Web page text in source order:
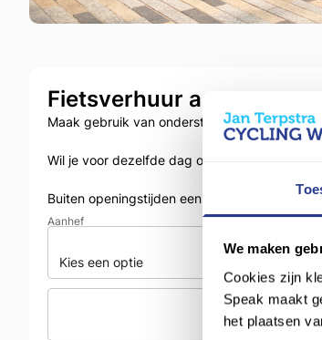
We maken
Cookies zijn
Speak maakt
het plaatsen
Fietsverhuur aanvragen
Maak gebruik van onderstaand formulier en
Wil je voor dezelfde dag of opvolgende dag
Buiten openingstijden een huurfiets halen of
Aanhef